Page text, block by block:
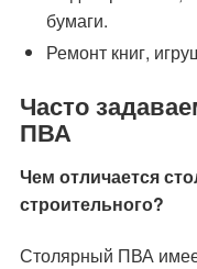
бумаги.
Ремонт книг,
Часто
ПВА
Чем отличается
строительного?
Столярный ПВА